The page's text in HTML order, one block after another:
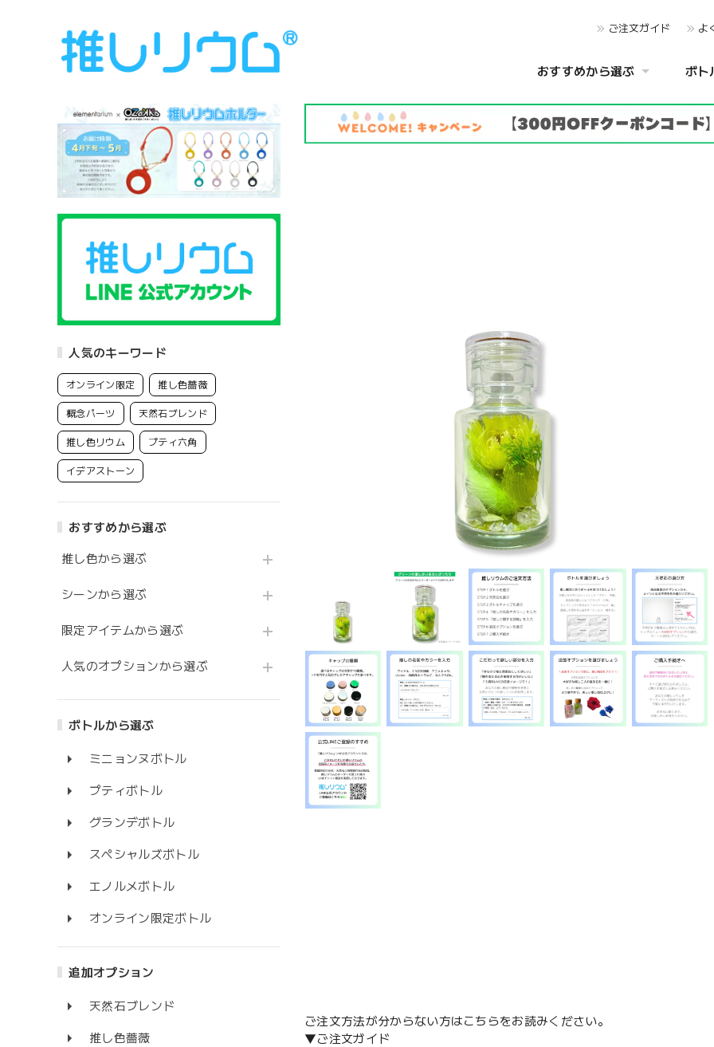
ご注文ガイド よ
おすすめから選ぶ ボト
人気のキーワード
オンライン限定 推し色薔薇
概念パーツ 天然石ブレンド
推し色リウム プティ六角
イデアストーン
おすすめから選ぶ
推し色から選ぶ
シーンから選ぶ
限定アイテムから選ぶ
人気のオプションから選ぶ
ボトルから選ぶ
ミニョンヌボトル
プティボトル
グランデボトル
スペシャルズボトル
エノルメボトル
オンライン限定ボトル
追加オプション
天然石ブレンド
推し色薔薇
ご注文方法が分からない方はこちらをお読みください。
▼ご注文ガイド